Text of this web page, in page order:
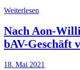
Weiterlesen
Nach Aon-
bAV-Geschäft
18. Mai 2021